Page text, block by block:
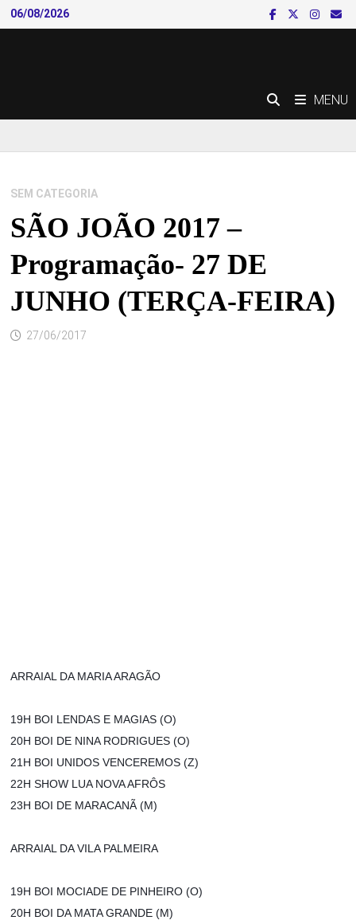
Skip
to
06/08/2026
MENU
SEM CATEGORIA
SÃO JOÃO 2017 –
Programação- 27 DE
JUNHO (TERÇA-FEIRA)
27/06/2017
ARRAIAL DA MARIA ARAGÃO
19H BOI LENDAS E MAGIAS (O)
20H BOI DE NINA RODRIGUES (O)
21H BOI UNIDOS VENCEREMOS (Z)
22H SHOW LUA NOVA AFRÔS
23H BOI DE MARACANÃ (M)
ARRAIAL DA VILA PALMEIRA
19H BOI MOCIADE DE PINHEIRO (O)
20H BOI DA MATA GRANDE (M)